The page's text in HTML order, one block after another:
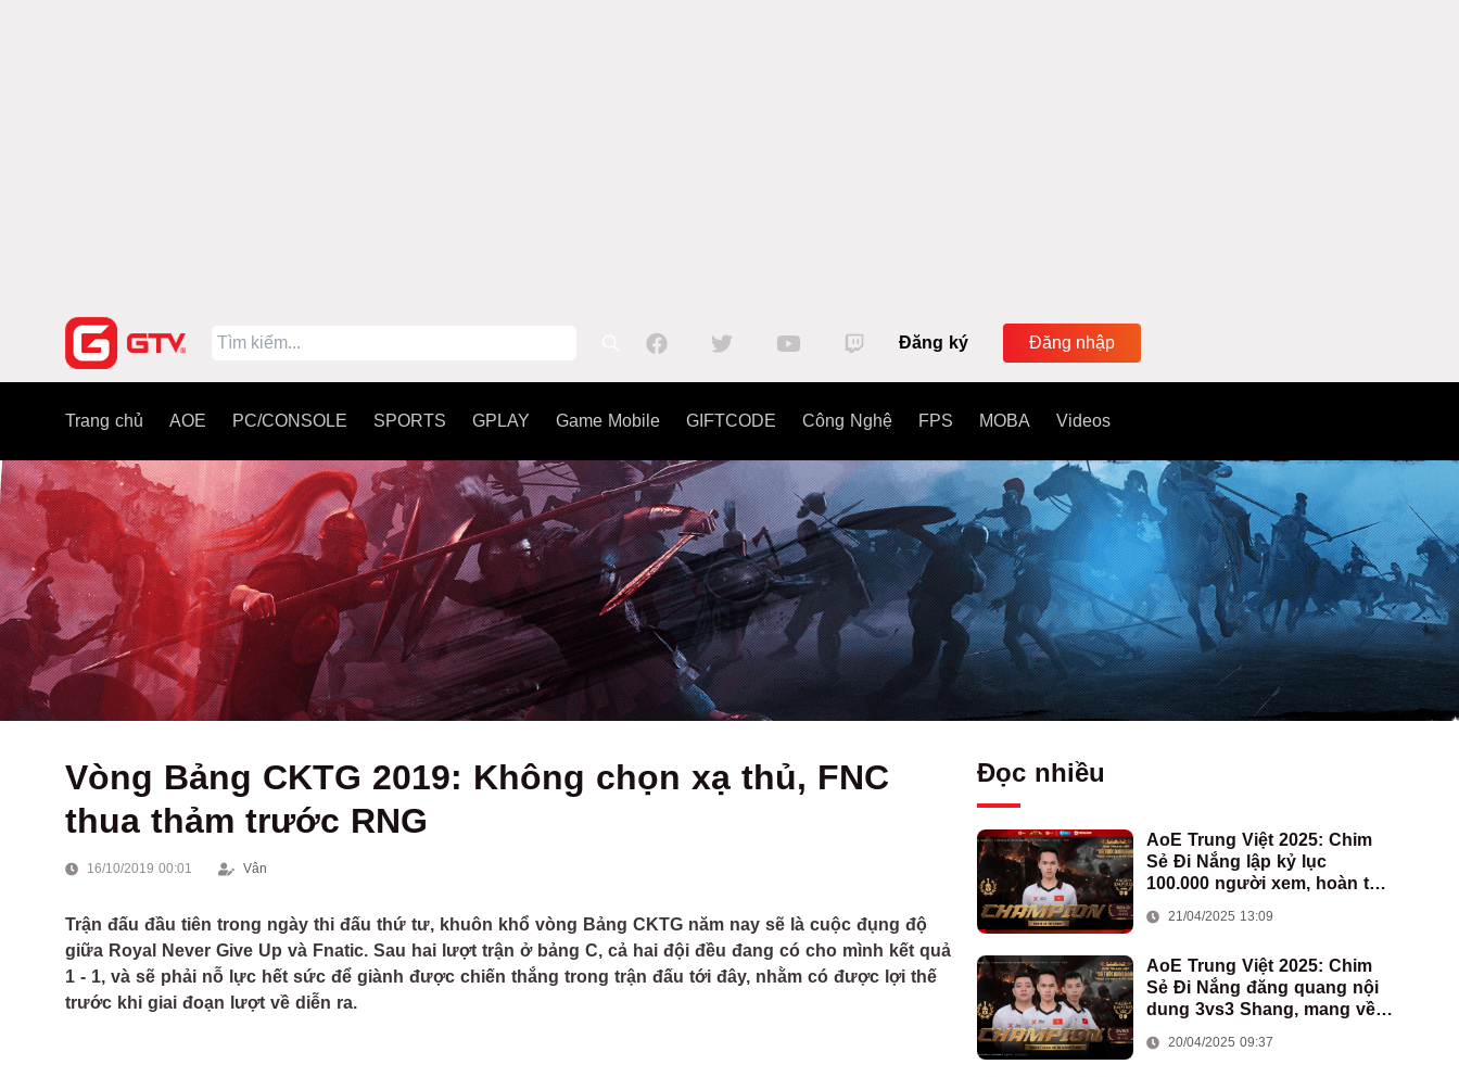
Đăng ký Đăng nhập
Trang chủ AOE PC/CONSOLE SPORTS GPLAY Game Mobile GIFTCODE Công Nghệ FPS MOBA Videos
Vòng Bảng CKTG 2019: Không chọn xạ thủ, FNC
thua thảm trước RNG
16/10/2019 00:01 Vân
Trận đấu đầu tiên trong ngày thi đấu thứ tư, khuôn khổ vòng Bảng CKTG năm nay sẽ là cuộc đụng độ
giữa Royal Never Give Up và Fnatic. Sau hai lượt trận ở bảng C, cả hai đội đều đang có cho mình kết quả
1 - 1, và sẽ phải nỗ lực hết sức để giành được chiến thắng trong trận đấu tới đây, nhằm có được lợi thế
trước khi giai đoạn lượt về diễn ra.
Đọc nhiều
AoE Trung Việt 2025: Chim
Sẻ Đi Nắng lập kỷ lục
100.000 người xem, hoàn tất
Việt Nam
21/04/2025 13:09
AoE Trung Việt 2025: Chim
Sẻ Đi Nắng đăng quang nội
dung 3vs3 Shang, mang về
đoàn AoE Việt Nam
20/04/2025 09:37